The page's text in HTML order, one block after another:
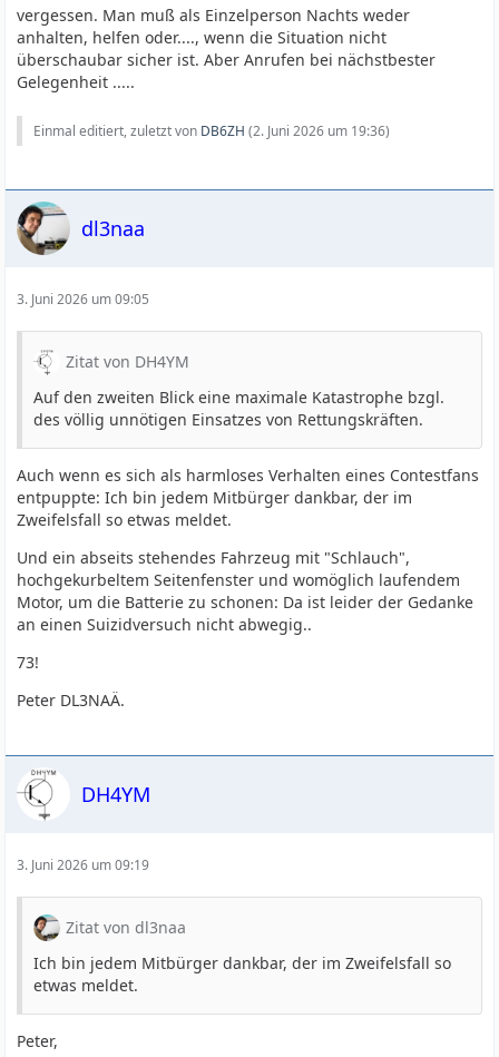
vergessen. Man muß als Einzelperson Nachts weder
anhalten, helfen oder...., wenn die Situation nicht
überschaubar sicher ist. Aber Anrufen bei nächstbester
Gelegenheit .....
Einmal editiert, zuletzt von DB6ZH (2. Juni 2026 um 19:36)
dl3naa
3. Juni 2026 um 09:05
Zitat von DH4YM
Auf den zweiten Blick eine maximale Katastrophe bzgl.
des völlig unnötigen Einsatzes von Rettungskräften.
Auch wenn es sich als harmloses Verhalten eines Contestfans
entpuppte: Ich bin jedem Mitbürger dankbar, der im
Zweifelsfall so etwas meldet.
Und ein abseits stehendes Fahrzeug mit "Schlauch",
hochgekurbeltem Seitenfenster und womöglich laufendem
Motor, um die Batterie zu schonen: Da ist leider der Gedanke
an einen Suizidversuch nicht abwegig..
73!
Peter DL3NAÄ.
DH4YM
3. Juni 2026 um 09:19
Zitat von dl3naa
Ich bin jedem Mitbürger dankbar, der im Zweifelsfall so
etwas meldet.
Peter,